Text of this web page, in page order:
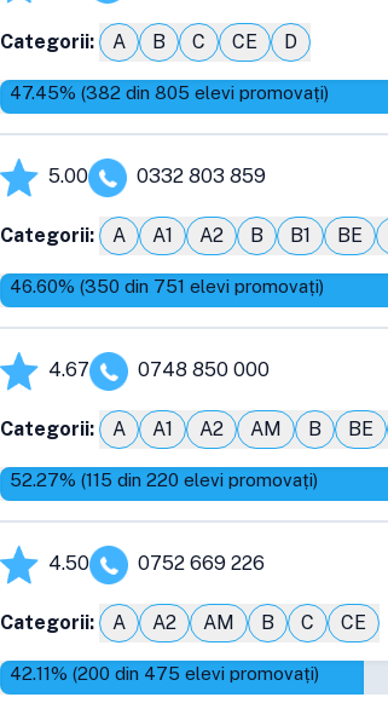
Categorii: A B C CE D
47.45% (382 din 805 elevi promovați)
5.00 0332 803 859
Categorii: A A1 A2 B B1 BE
46.60% (350 din 751 elevi promovați)
4.67 0748 850 000
Categorii: A A1 A2 AM B BE
52.27% (115 din 220 elevi promovați)
4.50 0752 669 226
Categorii: A A2 AM B C CE
42.11% (200 din 475 elevi promovați)